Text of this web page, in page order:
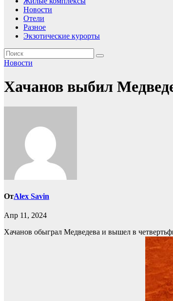
Новости
Отели
Разное
Экзотические курорты
Новости
Хачанов выбил
ОтAlex Savin
Апр 11, 2024
Хачанов обыграл Медведева и вышел в